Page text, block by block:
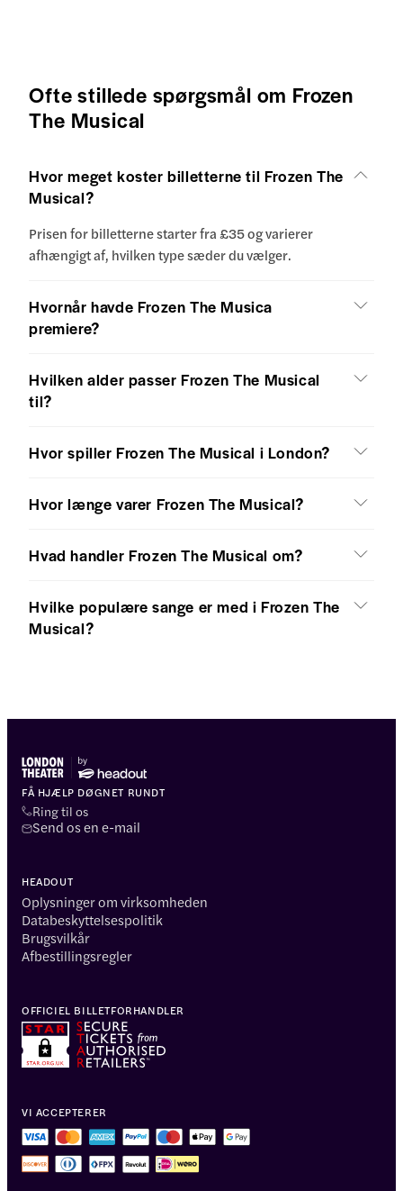
Ofte stillede spørgsmål om Frozen
The Musical
Hvor meget koster billetterne til Frozen The
Musical?
Prisen for billetterne starter fra £35 og varierer
afhængigt af, hvilken type sæder du vælger.
Hvornår havde Frozen The Musica
premiere?
Hvilken alder passer Frozen The Musical
til?
Hvor spiller Frozen The Musical i London?
Hvor længe varer Frozen The Musical?
Hvad handler Frozen The Musical om?
Hvilke populære sange er med i Frozen The
Musical?
FÅ HJÆLP DØGNET RUNDT
Ring til os
Send os en e-mail
HEADOUT
Oplysninger om virksomheden
Databeskyttelsespolitik
Brugsvilkår
Afbestillingsregler
VI ACCEPTERER
OFFICIEL BILLETFORHANDLER